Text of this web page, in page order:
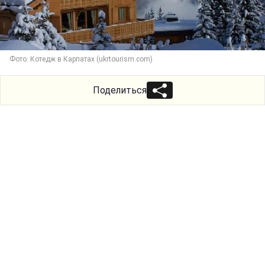
Фото: Котедж в Карпатах (ukrtourism.com)
Поделиться